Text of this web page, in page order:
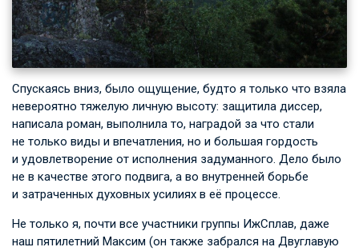
Спускаясь вниз, было ощущение, будто я только что взяла
невероятно тяжелую личную высоту: защитила диссер,
написала роман, выполнила то, наградой за что стали
не только виды и впечатления, но и большая гордость
и удовлетворение от исполнения задуманного. Дело было
не в качестве этого подвига, а во внутренней борьбе
и затраченных духовных усилиях в её процессе.
Не только я, почти все участники группы ИжСплав, даже
наш пятилетний Максим (он также забрался на Двуглавую